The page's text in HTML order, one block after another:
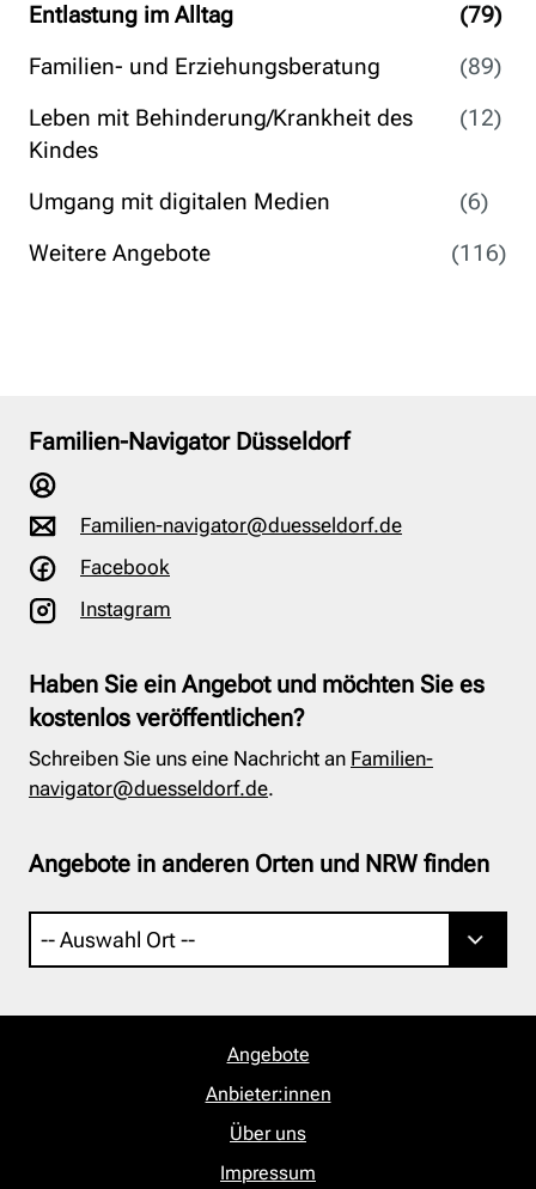
Entlastung im Alltag
(79)
Familien- und Erziehungsberatung
(89)
Leben mit Behinderung/Krankheit des
Kindes
(12)
Umgang mit digitalen Medien
(6)
Weitere Angebote
(116)
Familien-Navigator Düsseldorf
Familien-navigator@duesseldorf.de
Facebook
Instagram
Haben Sie ein Angebot und möchten Sie es
kostenlos veröffentlichen?
Schreiben Sie uns eine Nachricht an Familien-
navigator@duesseldorf.de.
Angebote in anderen Orten und NRW finden
Angebote
Anbieter:innen
Über uns
Impressum